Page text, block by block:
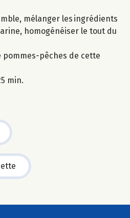
mélanger les ingrédients
homogénéiser le tout du
pommes-pêches de cette
min.